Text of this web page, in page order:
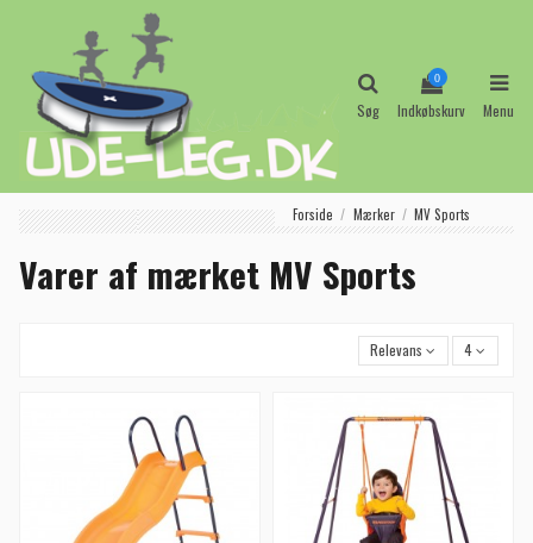
Søg
0
Indkøbskurv Menu
Forside Mærker MV Sports
Varer af mærket MV Sports
Relevans 4